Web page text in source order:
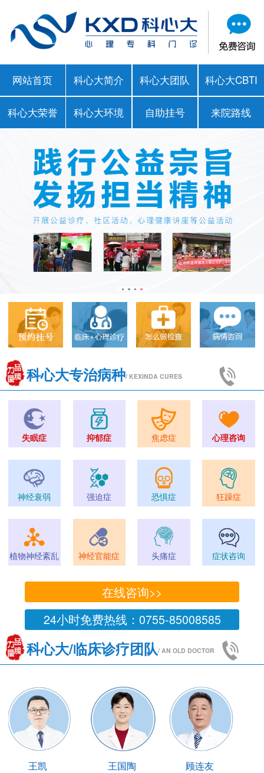
网站首页 科心大简介 科心大团队 科心大CBTI
科心大荣誉 科心大环境 自助挂号 来院路线
科心大专治病种/ KEXINDA CURES
失眠症 抑郁症 焦虑症 心理咨询
神经衰弱 强迫症 恐惧症 狂躁症
植物神经紊乱 神经官能症 头痛症 症状咨询
在线咨询>>
24小时免费热线：0755-85008585
科心大/临床诊疗团队/ AN OLD DOCTOR
王凯
王国陶
顾连友